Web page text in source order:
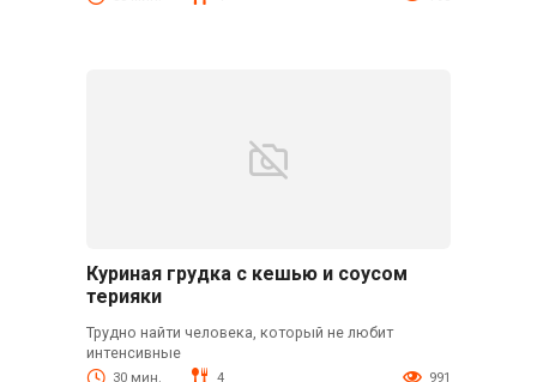
Куриная грудка с кешью и соусом
терияки
Трудно найти человека, который не любит
интенсивные
30 мин. 4 991